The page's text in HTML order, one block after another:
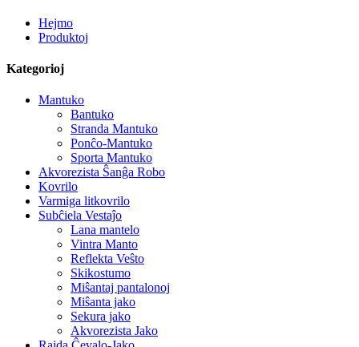
Hejmo
Produktoj
Kategorioj
Mantuko
Bantuko
Stranda Mantuko
Ponĉo-Mantuko
Sporta Mantuko
Akvorezista Ŝanĝa Robo
Kovrilo
Varmiga litkovrilo
Subĉiela Vestaĵo
Lana mantelo
Vintra Manto
Reflekta Veŝto
Skikostumo
Miŝantaj pantalonoj
Miŝanta jako
Sekura jako
Akvorezista Jako